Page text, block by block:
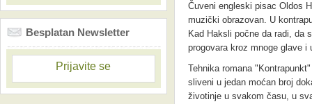
Čuveni engleski pisac Oldos
muzički obrazovan. U
Kad Haksli počne da radi, da
progovara kroz mnoge glave
Tehnika romana
sliveni u jedan moćan broj
životinje u svakom času, u
Besplatan Newsletter
Prijavite se